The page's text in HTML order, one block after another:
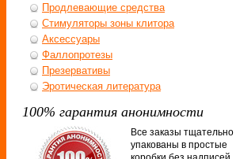
Продлевающие средства
Стимуляторы зоны клитора
Аксессуары
Фаллопротезы
Презервативы
Эротическая литература
100% гарантия анонимности
Все заказы тщательно
упакованы в простые